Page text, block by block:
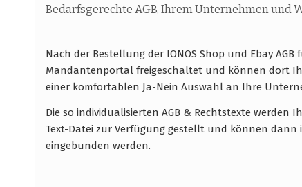
Bedarfsgerechte AGB, Ihrem Unternehmen und
Nach der Bestellung der IONOS Shop und Ebay
Mandantenportal freigeschaltet und können dort
einer komfortablen Ja-Nein Auswahl an Ihre
Die so individualisierten AGB & Rechtstexte werden
Text-Datei zur Verfügung gestellt und können dann
eingebunden werden.